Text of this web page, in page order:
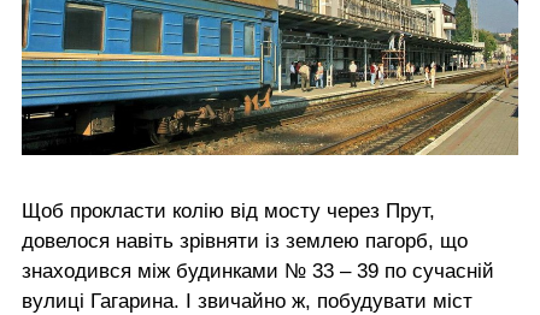
Щоб прокласти колію від мосту через Прут,
довелося навіть зрівняти із землею пагорб, що
знаходився між будинками № 33 – 39 по сучасній
вулиці Гагарина. І звичайно ж, побудувати міст